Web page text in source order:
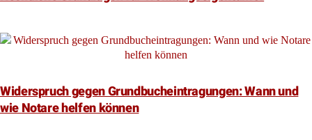
Widerspruch gegen Grundbucheintragungen: Wann und
wie Notare helfen können